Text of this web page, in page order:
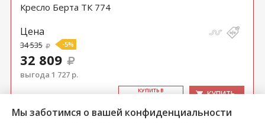
Кресло Берта ТК 774
Цена
34 535 -5%
32 809
выгода 1 727 р.
КУ­ПИТЬ В
КУПИТЬ
Мы заботимся о вашей конфиденциальности